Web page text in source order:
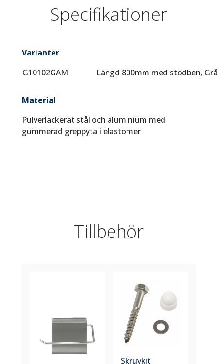
Specifikationer
Varianter
G10102GAM
Längd 800mm med stödben, Grå
Material
Pulverlackerat stål och aluminium med
gummerad greppyta i elastomer
Tillbehör
Skruvkit